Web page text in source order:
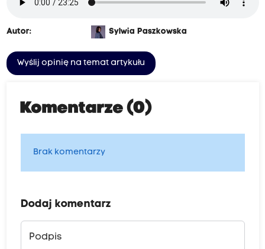
Autor: Sylwia Paszkowska
Wyślij opinię na temat artykułu
Komentarze (0)
Brak komentarzy
Dodaj komentarz
Podpis